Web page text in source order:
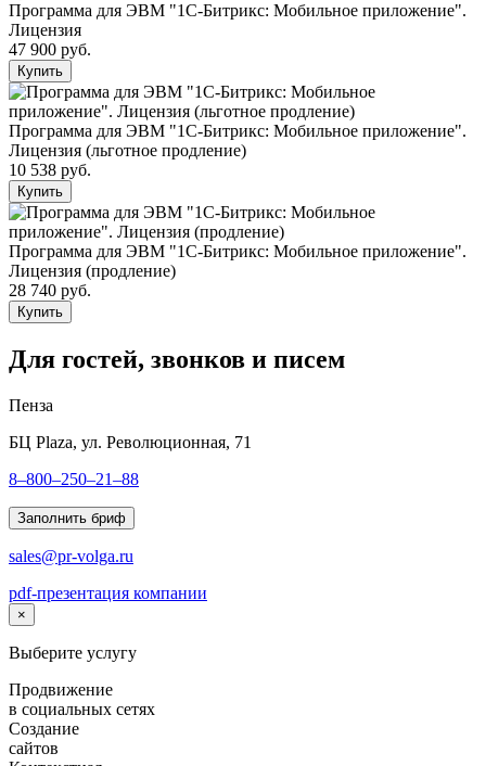
Программа для ЭВМ "1С-Битрикс: Мобильное приложение".
Лицензия
47 900 руб.
Купить
Программа для ЭВМ "1С-Битрикс: Мобильное приложение".
Лицензия (льготное продление)
10 538 руб.
Купить
Программа для ЭВМ "1С-Битрикс: Мобильное приложение".
Лицензия (продление)
28 740 руб.
Купить
Для гостей, звонков и писем
Пенза
БЦ Plaza, ул. Революционная, 71
8–800–250–21–88
Заполнить бриф
sales@pr-volga.ru
pdf-презентация компании
×
Выберите услугу
Продвижение
в социальных сетях
Создание
сайтов